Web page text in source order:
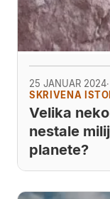
25 JANUAR 2024
SKRIVENA
Velika
nestale
planete?